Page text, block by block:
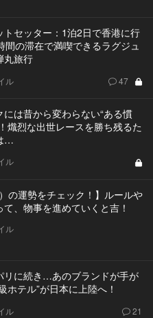
トセッター：1泊2日で香港に行
間の滞在で満喫できるラグジュ
丸旅行
ル 47
には昔から変わらない“ある慣
熾烈な出世レースを勝ち残るた
…
ル
の運勢をチェック！】ルールや
、物事を進めていくと吉！
ル
リに続き…あのブランドが手が
ホテル”が日本に上陸へ！
ル 21